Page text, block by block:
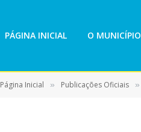
PÁGINA INICIAL O MUNICÍPIO
Página Inicial » Publicações Oficiais »